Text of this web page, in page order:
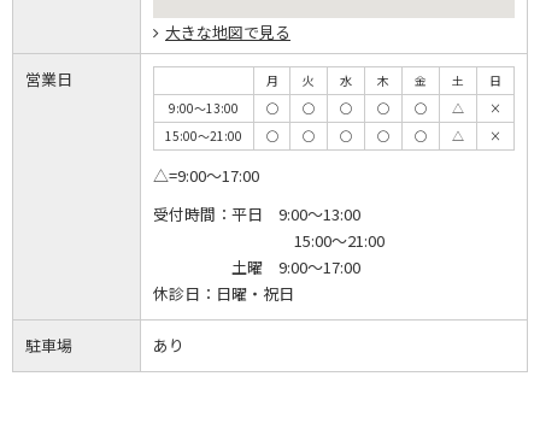
大きな地図で見る
営業日 月 火 水 木 金 土
日
9:00～13:00
◯ ◯ ◯ ◯ ◯ △
×
15:00～21:00
◯ ◯ ◯ ◯ ◯ △ ×
△=9:00～17:00
受付時間： 平日 9:00～13:00
15:00～21:00
土曜 9:00～17:00
休診日： 日曜・祝日
駐車場 あり